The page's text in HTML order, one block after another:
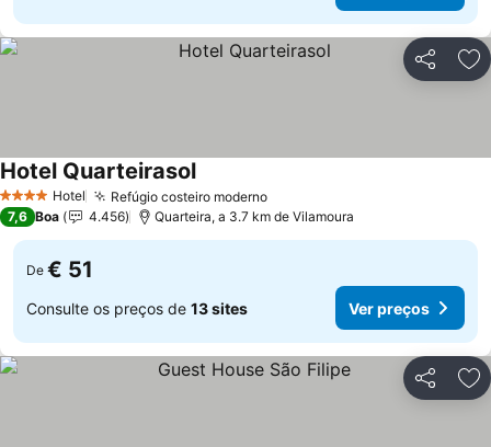
Partilhar
4 EstrelasHotel Refúgio costeiro modernoVer preços
Hotel QuarteirasolVer preços
7,6 Boa 4.456 Quarteira, a 3.7 km de Vilamoura
De € 51
Consulte os preços de 13 sites Ver preços
Partilhar